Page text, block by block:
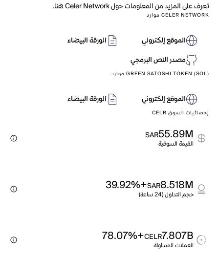
تعرف على المزيد من المعلومات حول Celer Network هنا.
CELER NETWORK موارد
الموقع إلكتروني
الورقة البيضاء
مصدر النص البرمجي
GREEN SATOSHI TOKEN (SOL) موارد
الموقع إلكتروني الورقة البيضاء
إحصائيات السوق CELR
55.89M
SAR
القيمة السوقية
8.518M
SAR
+39.92%
حجم التداول (24 ساعة)
7.807B
CELR
+78.07%
العملات المتداولة